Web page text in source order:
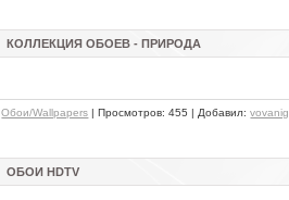
КОЛЛЕКЦИЯ ОБОЕВ - ПРИРОДА
Обои/Wallpapers | Просмотров: 455 | Добавил:vovanig
ОБОИ HDTV